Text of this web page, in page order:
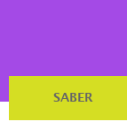
SABER